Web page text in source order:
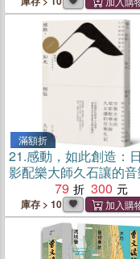
滿額折
21.感動，如此創造：
影配樂大師久石讓的
79
300
庫存 > 10